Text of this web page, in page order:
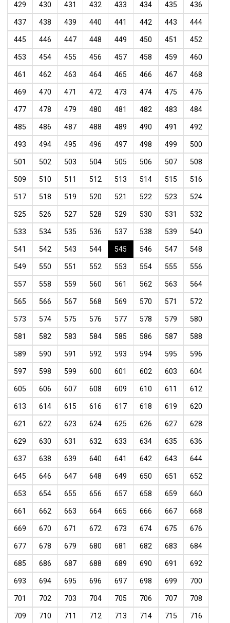
429 430 431 432 433 434 435 436
437 438 439 440 441 442 443 444
445 446 447 448 449 450 451 452
453 454 455 456 457 458 459 460
461 462 463 464 465 466 467 468
469 470 471 472 473 474 475 476
477 478 479 480 481 482 483 484
485 486 487 488 489 490 491 492
493 494 495 496 497 498 499 500
501 502 503 504 505 506 507 508
509 510 511 512 513 514 515 516
517 518 519 520 521 522 523 524
525 526 527 528 529 530 531 532
533 534 535 536 537 538 539 540
541 542 543 544 545 546 547 548
549 550 551 552 553 554 555 556
557 558 559 560 561 562 563 564
565 566 567 568 569 570 571 572
573 574 575 576 577 578 579 580
581 582 583 584 585 586 587 588
589 590 591 592 593 594 595 596
597 598 599 600 601 602 603 604
605 606 607 608 609 610 611 612
613 614 615 616 617 618 619 620
621 622 623 624 625 626 627 628
629 630 631 632 633 634 635 636
637 638 639 640 641 642 643 644
645 646 647 648 649 650 651 652
653 654 655 656 657 658 659 660
661 662 663 664 665 666 667 668
669 670 671 672 673 674 675 676
677 678 679 680 681 682 683 684
685 686 687 688 689 690 691 692
693 694 695 696 697 698 699 700
701 702 703 704 705 706 707 708
709 710 711 712 713 714 715 716